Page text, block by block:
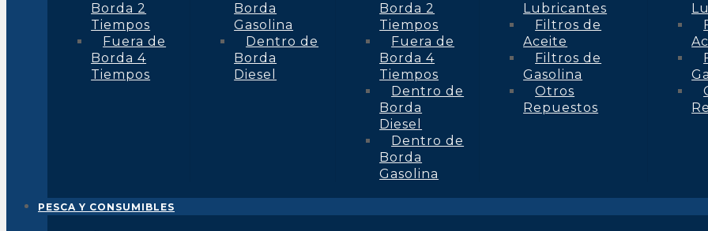
Borda 2
Tiempos
Fuera de
Borda 4
Tiempos
Borda
Gasolina
Dentro de
Borda
Diesel
Borda 2
Tiempos
Fuera de
Borda 4
Tiempos
Dentro de
Borda
Diesel
Dentro de
Borda
Gasolina
Lubricantes
Filtros de
Aceite
Filtros de
Gasolina
Otros
Repuestos
PESCA Y CONSUMIBLES